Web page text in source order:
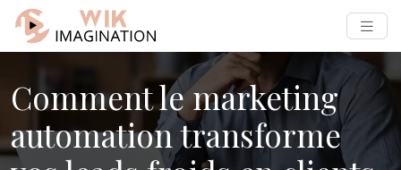
Comment le marketing
automation transforme